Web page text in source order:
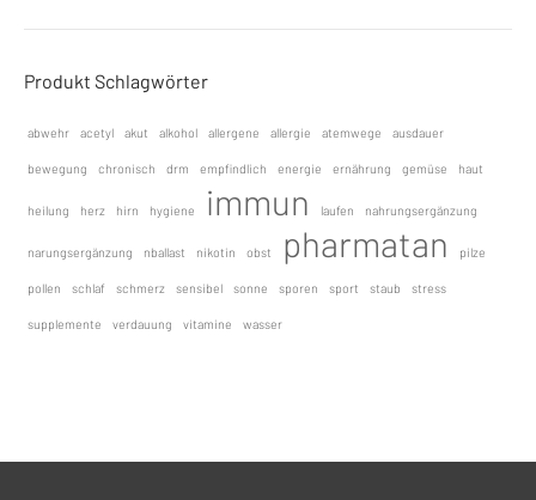
Produkt Schlagwörter
abwehr acetyl akut alkohol allergene allergie atemwege ausdauer
bewegung chronisch drm empfindlich energie ernährung gemüse haut
heilung herz hirn hygiene immun laufen nahrungsergänzung
narungsergänzung nballast nikotin obst pharmatan pilze
pollen schlaf schmerz sensibel sonne sporen sport staub stress
supplemente verdauung vitamine wasser